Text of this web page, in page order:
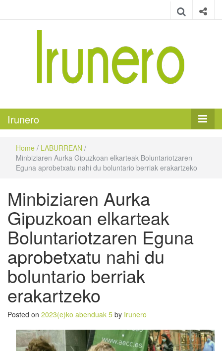
Irunero
Home / LABURREAN /
Minbiziaren Aurka Gipuzkoan elkarteak Boluntariotzaren
Eguna aprobetxatu nahi du boluntario berriak erakartzeko
Minbiziaren Aurka
Gipuzkoan elkarteak
Boluntariotzaren Eguna
aprobetxatu nahi du
boluntario berriak
erakartzeko
Posted on 2023(e)ko abenduak 5 by Irunero